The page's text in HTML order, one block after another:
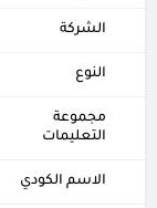
الشركة
النوع
مجموعة
التعليمات
الاسم الكودي